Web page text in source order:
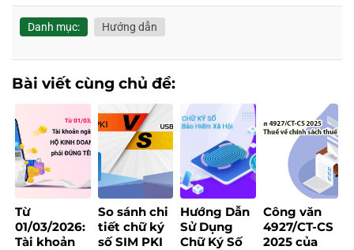
Danh mục: Hướng dẫn
Bài viết cùng chủ đề:
Từ
01/03/2026:
Tài khoản
So sánh chi
tiết chữ ký
số SIM PKI
Hướng Dẫn
Sử Dụng
Chữ Ký Số
Công văn
4927/CT-CS
2025 của